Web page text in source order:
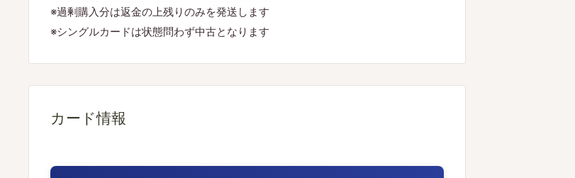
※過剰購入分は返金の上残りのみを発送します
※シングルカードは状態問わず中古となります
カード情報